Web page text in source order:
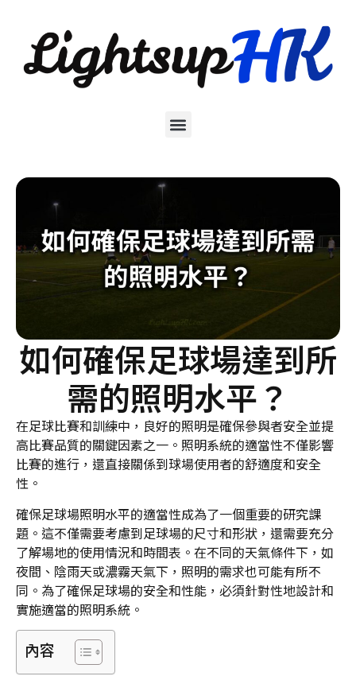
如何確保足球場達到所
需的照明水平？
在足球比賽和訓練中，良好的照明是確保參與者安全並提
高比賽品質的關鍵因素之一。照明系統的適當性不僅影響
比賽的進行，還直接關係到球場使用者的舒適度和安全
性。
確保足球場照明水平的適當性成為了一個重要的研究課
題。這不僅需要考慮到足球場的尺寸和形狀，還需要充分
了解場地的使用情況和時間表。在不同的天氣條件下，如
夜間、陰雨天或濃霧天氣下，照明的需求也可能有所不
同。為了確保足球場的安全和性能，必須針對性地設計和
實施適當的照明系統。
內容